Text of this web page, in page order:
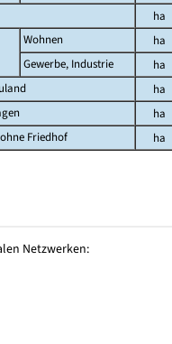
ha
Wohnen ha
Gewerbe, Industrie
ha
ha
ha
Friedhof
ha
Netzwerken: